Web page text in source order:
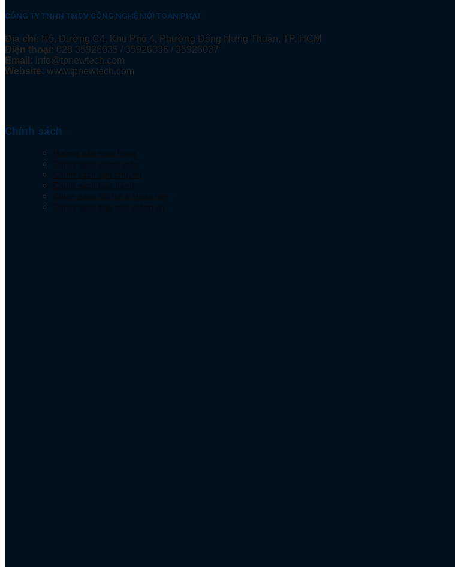
CÔNG TY TNHH TMDV CÔNG NGHỆ MỚI TOÀN PHÁT
Địa chỉ: H5, Đường C4, Khu Phố 4, Phường Đông Hưng Thuận, TP. HCM
Điện thoại: 028 35926035 / 35926036 / 35926037
Email: info@tpnewtech.com
Website: www.tpnewtech.com
Chính sách